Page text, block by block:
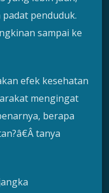
penduduk.
sampai ke
efek kesehatan
mengingat
berapa
tanya